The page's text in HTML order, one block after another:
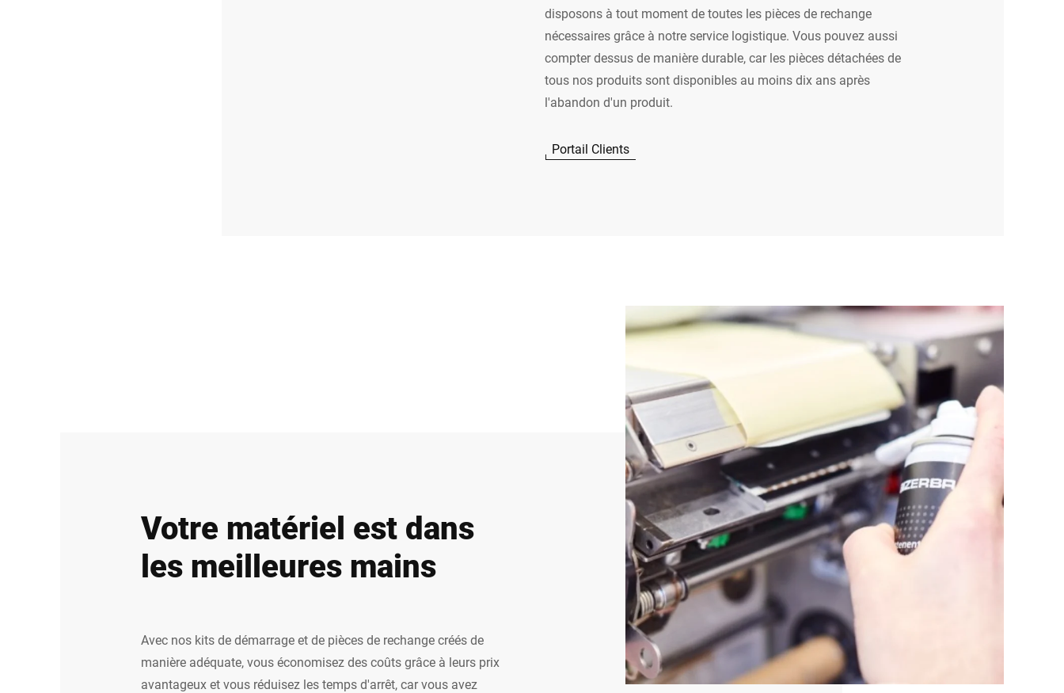
disposons à tout moment de toutes les pièces de rechange
nécessaires grâce à notre service logistique. Vous pouvez aussi
compter dessus de manière durable, car les pièces détachées de
tous nos produits sont disponibles au moins dix ans après
l'abandon d'un produit.
Portail Clients
Votre matériel est dans
les meilleures mains
Avec nos kits de démarrage et de pièces de rechange créés de
manière adéquate, vous économisez des coûts grâce à leurs prix
avantageux et vous réduisez les temps d'arrêt, car vous avez